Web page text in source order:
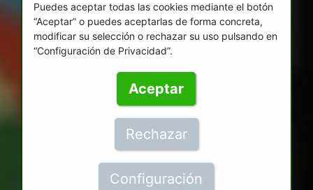
Puedes aceptar todas las cookies mediante el botón
“Aceptar” o puedes aceptarlas de forma concreta,
modificar su selección o rechazar su uso pulsando en
“Configuración de Privacidad”.
Aceptar
Rechazar
Configuración